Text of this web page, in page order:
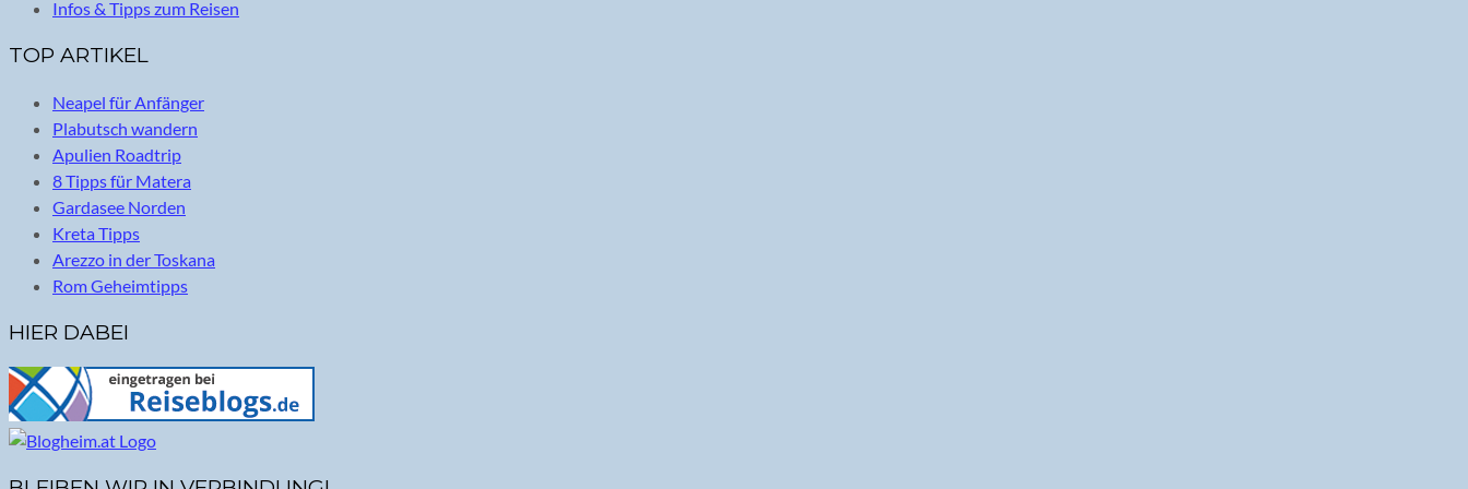
Infos & Tipps zum Reisen
TOP ARTIKEL
Neapel für Anfänger
Plabutsch wandern
Apulien Roadtrip
8 Tipps für Matera
Gardasee Norden
Kreta Tipps
Arezzo in der Toskana
Rom Geheimtipps
HIER DABEI